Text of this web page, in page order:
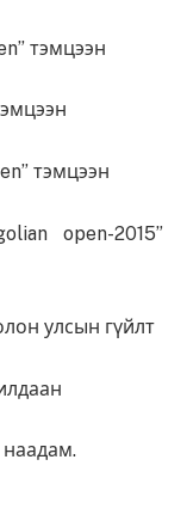
тэмцээн
тэмцээн
open-2015”
улсын гүйлт